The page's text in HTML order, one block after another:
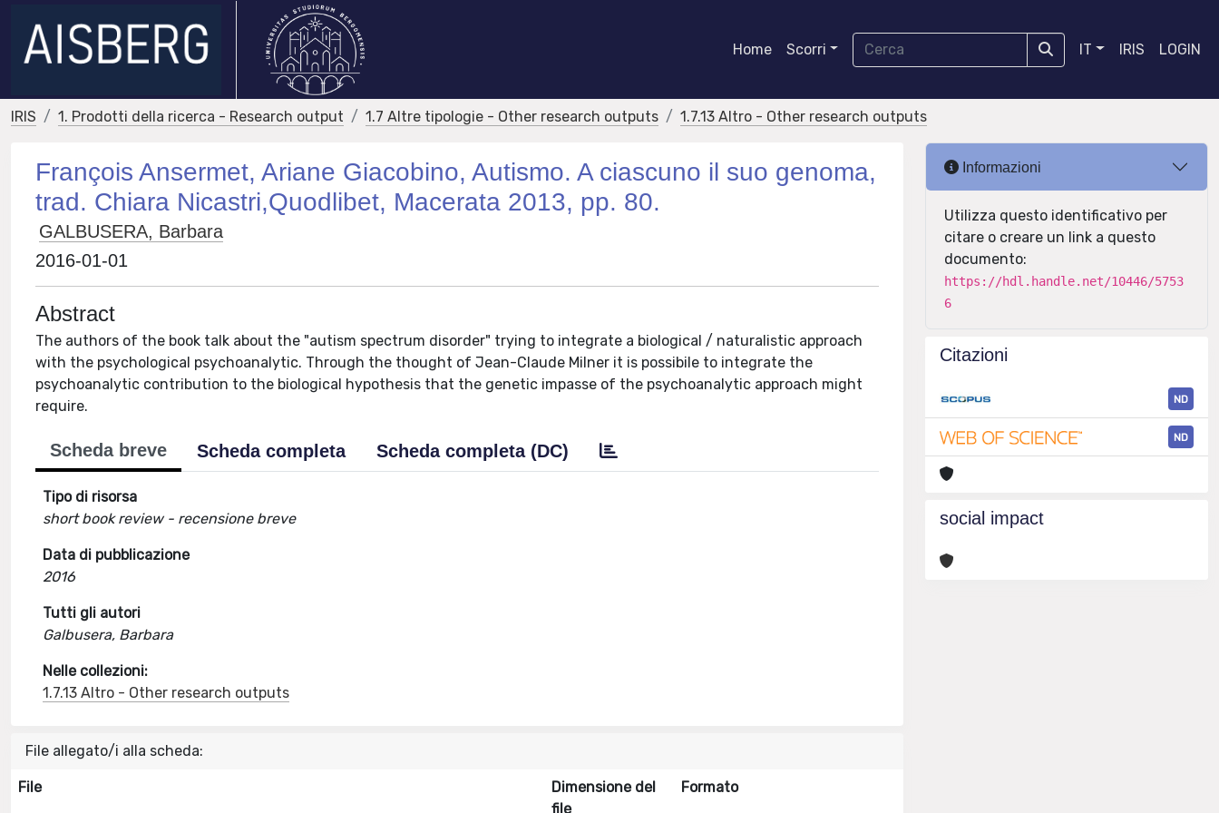
Home Scorri IT IRIS LOGIN
IRIS 1. Prodotti della ricerca - Research output 1.7 Altre tipologie - Other research outputs 1.7.13 Altro - Other research outputs
François Ansermet, Ariane Giacobino, Autismo. A ciascuno il suo genoma,
trad. Chiara Nicastri,Quodlibet, Macerata 2013, pp. 80.
GALBUSERA, Barbara
2016-01-01
Abstract
The authors of the book talk about the "autism spectrum disorder" trying to integrate a biological / naturalistic approach
with the psychological psychoanalytic. Through the thought of Jean-Claude Milner it is possibile to integrate the
psychoanalytic contribution to the biological hypothesis that the genetic impasse of the psychoanalytic approach might
require.
Scheda breve Scheda completa Scheda completa (DC)
Tipo di risorsa
short book review - recensione breve
Data di pubblicazione
2016
Tutti gli autori
Galbusera, Barbara
Nelle collezioni:
1.7.13 Altro - Other research outputs
File allegato/i alla scheda:
File
Dimensione del
file
Formato
Informazioni
Utilizza questo identificativo per
citare o creare un link a questo
documento:
https://hdl.handle.net/10446/5753
6
Citazioni
ND
ND
social impact